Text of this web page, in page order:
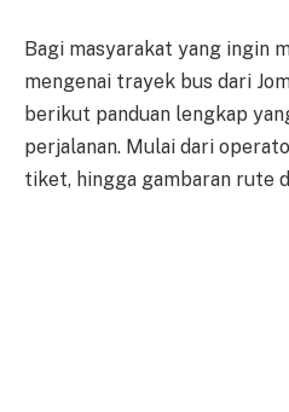
Bagi masyarakat yang ingin
mengenai trayek bus dari
berikut panduan lengkap
perjalanan. Mulai dari
tiket, hingga gambaran rute